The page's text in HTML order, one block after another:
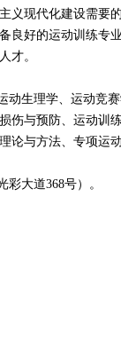
义现代化建设需要
良好的运动训练专
才。
生理学、运动竞赛
伤与预防、运动训
论与方法、专项运
大道368号）。